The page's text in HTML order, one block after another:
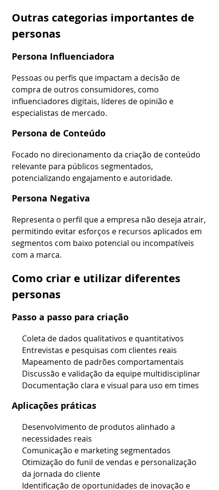
Outras categorias importantes de
personas
Persona Influenciadora
Pessoas ou perfis que impactam a decisão de
compra de outros consumidores, como
influenciadores digitais, líderes de opinião e
especialistas de mercado.
Persona de Conteúdo
Focado no direcionamento da criação de conteúdo
relevante para públicos segmentados,
potencializando engajamento e autoridade.
Persona Negativa
Representa o perfil que a empresa não deseja atrair,
permitindo evitar esforços e recursos aplicados em
segmentos com baixo potencial ou incompatíveis
com a marca.
Como criar e utilizar diferentes
personas
Passo a passo para criação
Coleta de dados qualitativos e quantitativos
Entrevistas e pesquisas com clientes reais
Mapeamento de padrões comportamentais
Discussão e validação da equipe multidisciplinar
Documentação clara e visual para uso em times
Aplicações práticas
Desenvolvimento de produtos alinhado a
necessidades reais
Comunicação e marketing segmentados
Otimização do funil de vendas e personalização
da jornada do cliente
Identificação de oportunidades de inovação e